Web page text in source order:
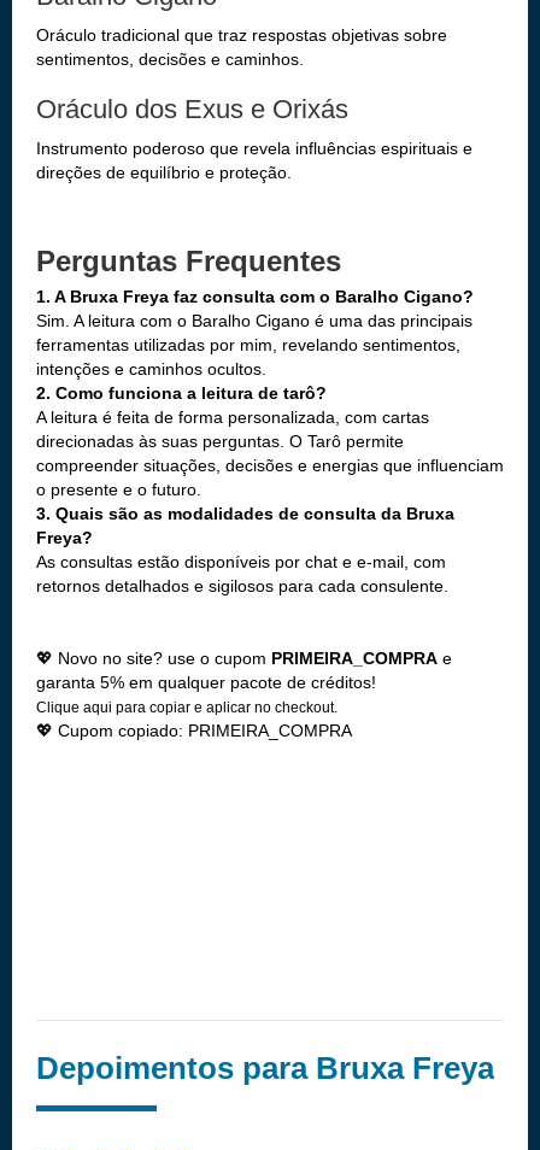
Oráculo tradicional que traz respostas objetivas sobre
sentimentos, decisões e caminhos.
Oráculo dos Exus e Orixás
Instrumento poderoso que revela influências espirituais e
direções de equilíbrio e proteção.
Perguntas Frequentes
1. A Bruxa Freya faz consulta com o Baralho Cigano?
Sim. A leitura com o Baralho Cigano é uma das principais
ferramentas utilizadas por mim, revelando sentimentos,
intenções e caminhos ocultos.
2. Como funciona a leitura de tarô?
A leitura é feita de forma personalizada, com cartas
direcionadas às suas perguntas. O Tarô permite
compreender situações, decisões e energias que influenciam
o presente e o futuro.
3. Quais são as modalidades de consulta da Bruxa
Freya?
As consultas estão disponíveis por chat e e-mail, com
retornos detalhados e sigilosos para cada consulente.
💖 Novo no site? use o cupom PRIMEIRA_COMPRA e
garanta 5% em qualquer pacote de créditos!
Clique aqui para copiar e aplicar no checkout.
💖 Cupom copiado: PRIMEIRA_COMPRA
Depoimentos para Bruxa Freya